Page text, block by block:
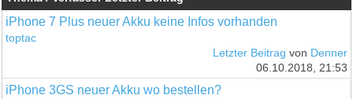
iPhone 7 Plus neuer Akku keine Infos vorhanden
toptac
Letzter Beitrag von Denner
06.10.2018, 21:53
iPhone 3GS neuer Akku wo bestellen?